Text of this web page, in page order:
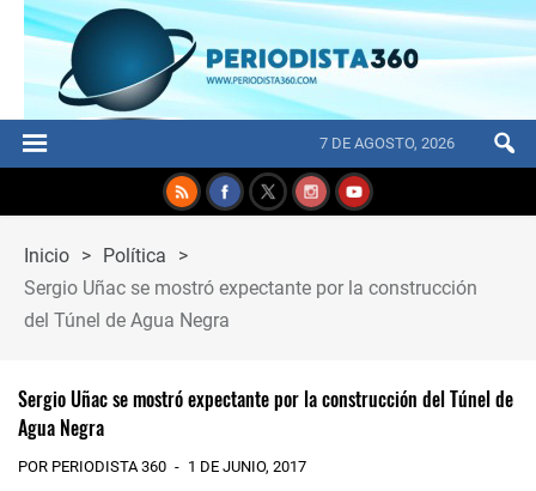
7 DE AGOSTO, 2026
Inicio > Política
>
Sergio Uñac se mostró expectante por la construcción
del Túnel de Agua Negra
Sergio Uñac se mostró expectante por la construcción del Túnel de
Agua Negra
POR PERIODISTA 360 1 DE JUNIO, 2017